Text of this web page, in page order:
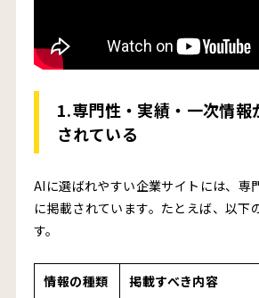
1.専門性・実績・一次情報
されている
AIに選ばれやすい企業サイトには、専
に掲載されています。たとえば、以下
す。
情報の種類
掲載すべき内容